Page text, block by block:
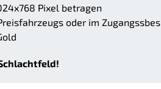
Pixel betragen
oder im